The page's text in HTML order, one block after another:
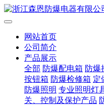
网站首页
公司简介
产品展示
全部 防爆配电箱 防爆
按钮箱 防爆检修箱 定
防爆照明 专业照明灯
关、控制及保护产品